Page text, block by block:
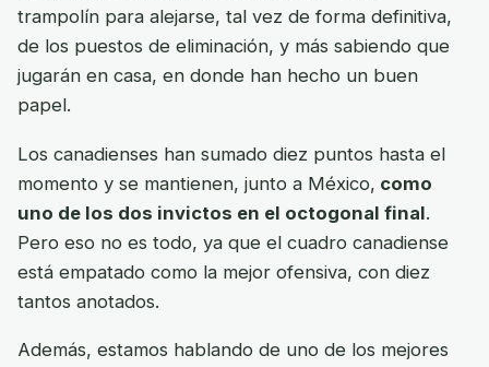
trampolín para alejarse, tal vez de forma definitiva,
de los puestos de eliminación, y más sabiendo que
jugarán en casa, en donde han hecho un buen
papel.
Los canadienses han sumado diez puntos hasta el
momento y se mantienen, junto a México, como
uno de los dos invictos en el octogonal final.
Pero eso no es todo, ya que el cuadro canadiense
está empatado como la mejor ofensiva, con diez
tantos anotados.
Además, estamos hablando de uno de los mejores